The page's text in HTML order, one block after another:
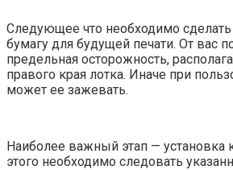
Следующее что необходимо сделать
бумагу для будущей печати. От вас
предельная осторожность,
правого края лотка. Иначе при
может ее зажевать.
Наиболее важный этап — установка
этого необходимо следовать